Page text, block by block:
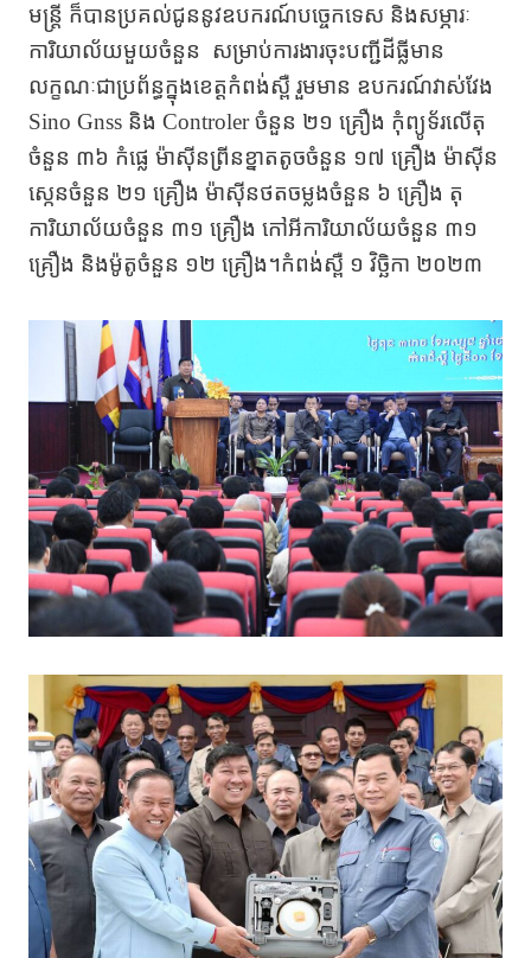
មន្ត្រី ក៏បានប្រគល់ជូននូវឧបករណ៍បច្ចេកទេស និងសម្ភារៈ
ការិយាល័យមួយចំនួន សម្រាប់ការងារចុះបញ្ជីដីធ្លីមាន
លក្ខណៈជាប្រព័ន្ធក្នុងខេត្តកំពង់ស្ពឺ រួមមាន ឧបករណ៍វាស់វែង
Sino Gnss និង Controlerចំនួន ២១ គ្រឿង កុំព្យូទ័រលើតុ
ចំនួន ៣៦ កំផ្លេ ម៉ាស៊ីនព្រីនខ្នាតតូចចំនួន ១៧ គ្រឿង ម៉ាស៊ីន
ស្កេនចំនួន ២១ គ្រឿង ម៉ាស៊ីនថតចម្លងចំនួន ៦ គ្រឿង តុ
ការិយាល័យចំនួន ៣១ គ្រឿង កៅអីការិយាល័យចំនួន ៣១
គ្រឿង និងម៉ូតូចំនួន ១២ គ្រឿង។កំពង់ស្ពឺ ១ វិច្ឆិកា ២០២៣